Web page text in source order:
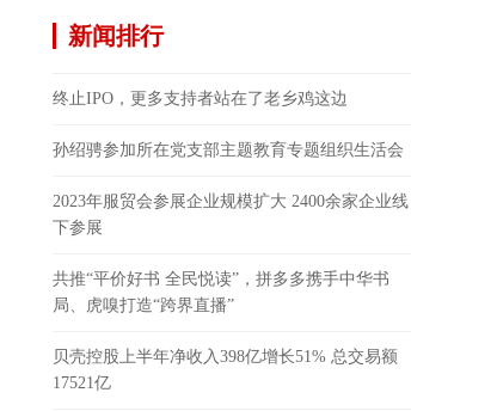
新闻排行
终止IPO，更多支持者站在了老乡鸡这边
孙绍骋参加所在党支部主题教育专题组织生活会
2023年服贸会参展企业规模扩大 2400余家企业线
下参展
共推“平价好书 全民悦读”，拼多多携手中华书
局、虎嗅打造“跨界直播”
贝壳控股上半年净收入398亿增长51% 总交易额
17521亿